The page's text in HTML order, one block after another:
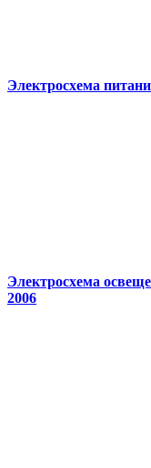
Электросхема
Электросхема
2006